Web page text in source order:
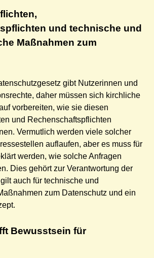
und technische und
Maßnahmen zum
gibt Nutzerinnen und
daher müssen sich kirchliche
vorbereiten, wie sie diesen
und Rechenschaftspflichten
Vermutlich werden viele solcher
auflaufen, aber es muss für
werden, wie solche Anfragen
Dies gehört zur Verantwortung der
auch für technische und
zum Datenschutz und ein
Bewusstsein für